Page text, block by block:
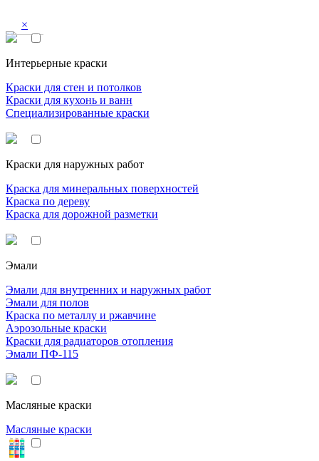
×
Интерьерные краски
Краски для стен и потолков
Краски для кухонь и ванн
Специализированные краски
Краски для наружных работ
Краска для минеральных поверхностей
Краска по дереву
Краска для дорожной разметки
Эмали
Эмали для внутренних и наружных работ
Эмали для полов
Краска по металлу и ржавчине
Аэрозольные краски
Краски для радиаторов отопления
Эмали ПФ-115
Масляные краски
Масляные краски